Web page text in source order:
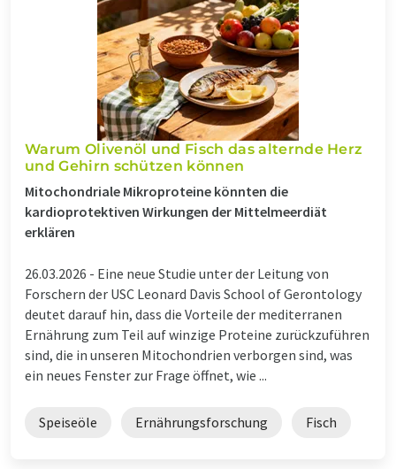
Warum Olivenöl und Fisch das alternde Herz
und Gehirn schützen können
Mitochondriale Mikroproteine könnten die
kardioprotektiven Wirkungen der Mittelmeerdiät
erklären
26.03.2026 - Eine neue Studie unter der Leitung von
Forschern der USC Leonard Davis School of Gerontology
deutet darauf hin, dass die Vorteile der mediterranen
Ernährung zum Teil auf winzige Proteine zurückzuführen
sind, die in unseren Mitochondrien verborgen sind, was
ein neues Fenster zur Frage öffnet, wie ...
Speiseöle Ernährungsforschung Fisch